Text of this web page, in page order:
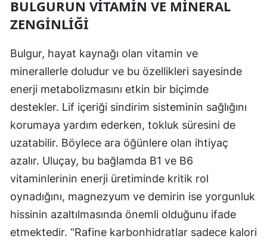
BULGURUN VITAMIN VE MINERAL
ZENGINLIĞI
Bulgur, hayat kaynağı olan vitamin ve
minerallerle doludur ve bu özellikleri sayesinde
enerji metabolizmasını etkin bir biçimde
destekler. Lif içeriği sindirim sisteminin sağlığını
korumaya yardım ederken, tokluk süresini de
uzatabilir. Böylece ara öğünlere olan ihtiyaç
azalır. Uluçay, bu bağlamda B1 ve B6
vitaminlerinin enerji üretiminde kritik rol
oynadığını, magnezyum ve demirin ise yorgunluk
hissinin azaltılmasında önemli olduğunu ifade
etmektedir. “Rafine karbonhidratlar sadece kalori